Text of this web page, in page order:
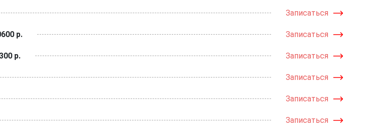
Записаться
р. Записаться
р. Записаться
Записаться
Записаться
Записаться